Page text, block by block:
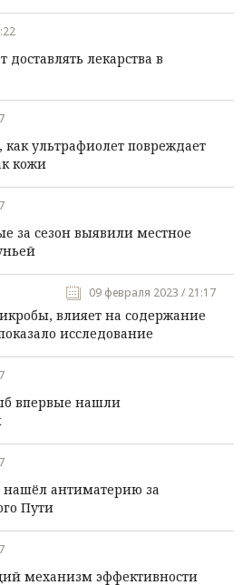
доставлять лекарства в
ультрафиолет повреждает
кожи
за сезон выявили местное
09 февраля 2023 / 21:17
влияет на содержание
исследование
впервые нашли
нашёл антиматерию за
Пути
механизм эффективности